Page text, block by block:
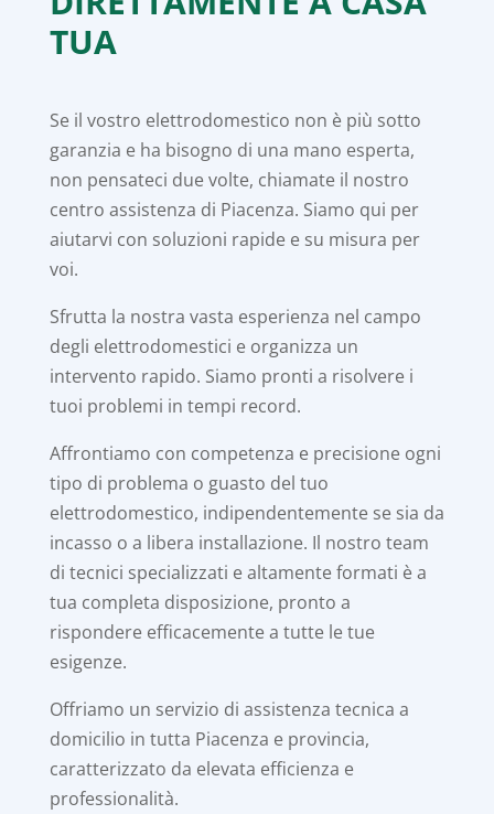
TUA
Se il vostro elettrodomestico non è più sotto
garanzia e ha bisogno di una mano esperta,
non pensateci due volte, chiamate il nostro
centro assistenza di Piacenza. Siamo qui per
aiutarvi con soluzioni rapide e su misura per
voi.
Sfrutta la nostra vasta esperienza nel campo
degli elettrodomestici e organizza un
intervento rapido. Siamo pronti a risolvere i
tuoi problemi in tempi record.
Affrontiamo con competenza e precisione ogni
tipo di problema o guasto del tuo
elettrodomestico, indipendentemente se sia da
incasso o a libera installazione. Il nostro team
di tecnici specializzati e altamente formati è a
tua completa disposizione, pronto a
rispondere efficacemente a tutte le tue
esigenze.
Offriamo un servizio di assistenza tecnica a
domicilio in tutta Piacenza e provincia,
caratterizzato da elevata efficienza e
professionalità.